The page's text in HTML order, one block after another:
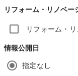
リフォーム・リノベー
リフォーム・
情報公開日
指定なし